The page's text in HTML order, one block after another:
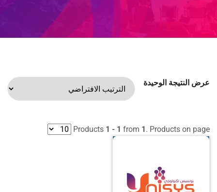
عرض النتيجة الوحيدة
Products 1 - 1 from 1 . Products on page